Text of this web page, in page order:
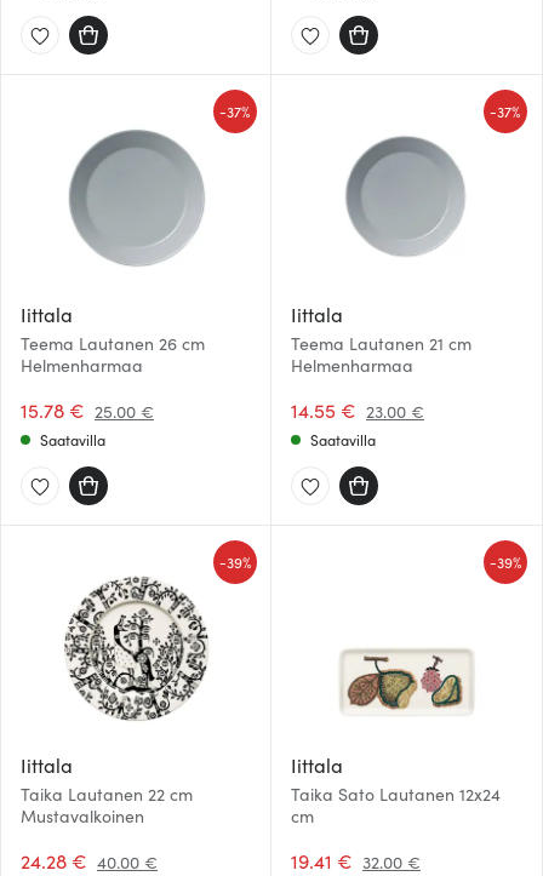
Iittala
Teema Lautanen 26 cm
Helmenharmaa
15.78 € 25.00 €
-37%
Saatavilla
Iittala
Teema Lautanen 21 cm
Helmenharmaa
14.55 € 23.00 €
-37%
Saatavilla
Iittala
Taika Lautanen 22 cm
Mustavalkoinen
24.28 € 40.00 €
-39%
Iittala
Taika Sato Lautanen 12x24
cm
19.41 € 32.00 €
-39%